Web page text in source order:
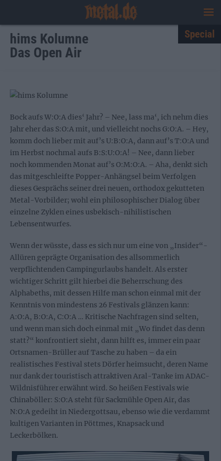
hims Kolumne
Das Open Air
Special
Bock aufs W:O:A dies‘ Jahr? – Nee, lass ma‘, ich nehm dies
Jahr eher das S:O:A mit, und vielleicht nochs G:O:A. – Hey,
komm doch lieber mit auf’s U:B:O:A, dann auf’s T:O:A und
im Herbst nochmal aufs B:S:U:O:A! – Nee, dann lieber
noch kommenden Monat auf’s O:M:O:A. – Aha, denkt sich
das mitgeschleifte Popper-Anhängsel beim Verfolgen
dieses Gesprächs seiner drei neuen, orthodox gekutteten
Metal-Vorbilder; wohl ein philosophischer Dialog über
einzelne Zyklen eines usbekisch-nihilistischen
Lebensentwurfes.
Wenn der wüsste, dass es sich nur um eine von „Insider“-
Allüren geprägte Organisation des allsommerlich
verpflichtenden Campingurlaubs handelt. Als erster
wichtiger Schritt gilt hierbei die Beherrschung des
Alphabeths, mit dessen Hilfe man schon einmal mit der
Kenntnis von mindestens 26 Festivals glänzen kann:
A:O:A, B:O:A, C:O:A … Kritische Nachfragen sind selten,
und wenn man sich doch einmal mit „Wo findet das denn
statt?“ konfrontiert sieht, dann hilft es, immer ein paar
Ortsnamen-Brüller auf Tasche zu haben – da ein
realistisches Festival stets Dörfer heimsucht, deren Name
nur dank der touristisch attraktiven Aral-Tanke im ADAC-
Wildnisführer erwähnt wird. So heißen Festivals wie
Chinaböller: S:O:A steht für Sackmühle Open Air, das
N:O:A gedeiht in Niedergottsau, ebenso wie die verdammt
kultigen Varianten in Pöttmes, Knapsack und
Leckerbölken.